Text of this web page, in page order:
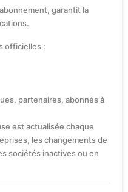
garantit la
officielles :
partenaires, abonnés à
est actualisée chaque
les changements de
sociétés inactives ou en